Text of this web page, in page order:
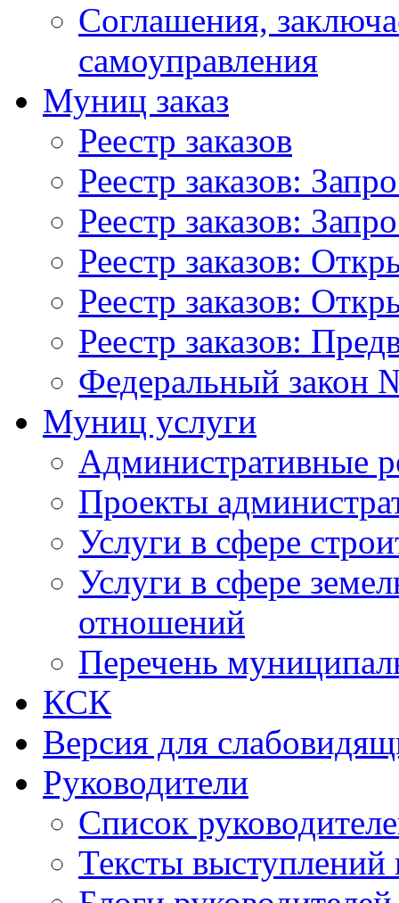
Соглашения,
самоуправления
Муниц заказ
Реестр заказов
Реестр заказов:
Реестр заказов:
Реестр заказов:
Реестр заказов:
Реестр заказов:
Федеральный закон
Муниц услуги
Административные
Проекты
Услуги в сфере
Услуги в сфере
отношений
Перечень
КСК
Версия для
Руководители
Список
Тексты выступлений